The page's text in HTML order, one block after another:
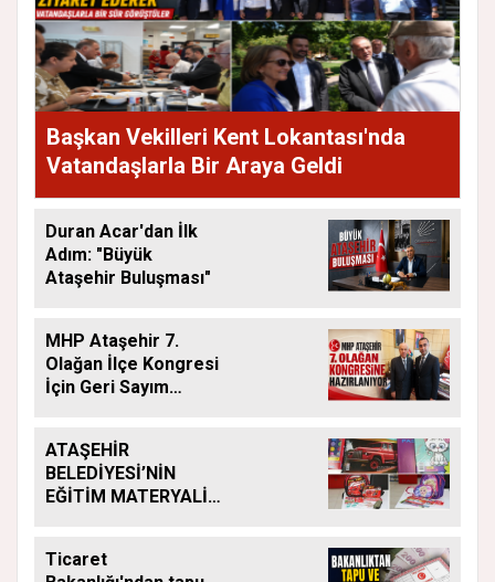
Başkan Vekilleri Kent Lokantası'nda
Vatandaşlarla Bir Araya Geldi
Duran Acar'dan İlk
Adım: "Büyük
Ataşehir Buluşması"
MHP Ataşehir 7.
Olağan İlçe Kongresi
İçin Geri Sayım
ATAŞEHİR
BELEDİYESİ’NİN
EĞİTİM MATERYALİ
SÜRÜYOR
Ticaret